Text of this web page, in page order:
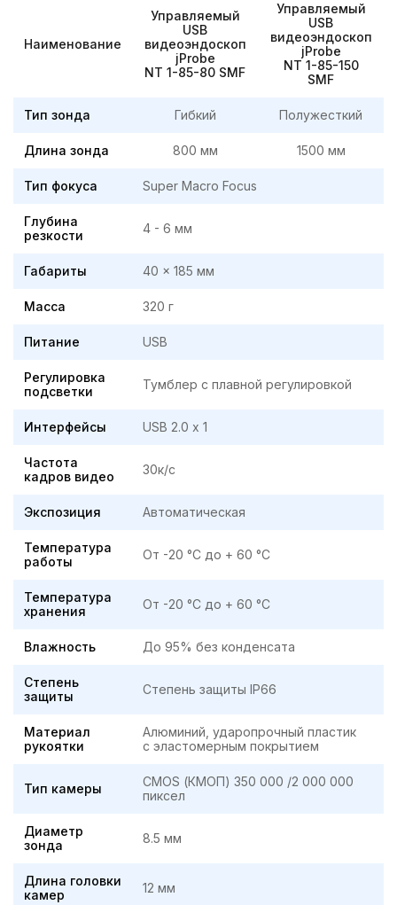
Наименование
Управляемый
USB
видеоэндоскоп
jProbe
NT 1-85-80 SMF
Управляемый
USB
видеоэндоскоп
jProbe
NT 1-85-150
SMF
Тип зонда Гибкий Полужесткий
Длина зонда 800 мм 1500 мм
Тип фокуса Super Macro Focus
Глубина
резкости
4 - 6 мм
Габариты 40 x 185 мм
Масса 320 г
Питание USB
Регулировка
подсветки
Тумблер с плавной регулировкой
Интерфейсы USB 2.0 х 1
Частота
кадров видео
30к/с
Экспозиция Автоматическая
Температура
работы
От -20 °C до + 60 °C
Температура
хранения
От -20 °C до + 60 °C
Влажность До 95% без конденсата
Степень
защиты
Степень защиты IP66
Материал
рукоятки
Алюминий, ударопрочный пластик
с эластомерным покрытием
Тип камеры
CMOS (КМОП) 350 000 /2 000 000
пиксел
Диаметр
зонда
8.5 мм
Длина головки
камер
12 мм